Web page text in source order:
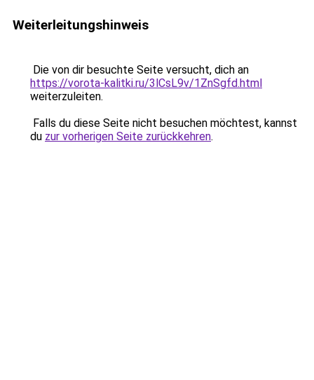
Weiterleitungshinweis
Die von dir besuchte Seite versucht, dich an
https://vorota-kalitki.ru/3lCsL9v/1ZnSgfd.html
weiterzuleiten.
Falls du diese Seite nicht besuchen möchtest, kannst
du zur vorherigen Seite zurückkehren.